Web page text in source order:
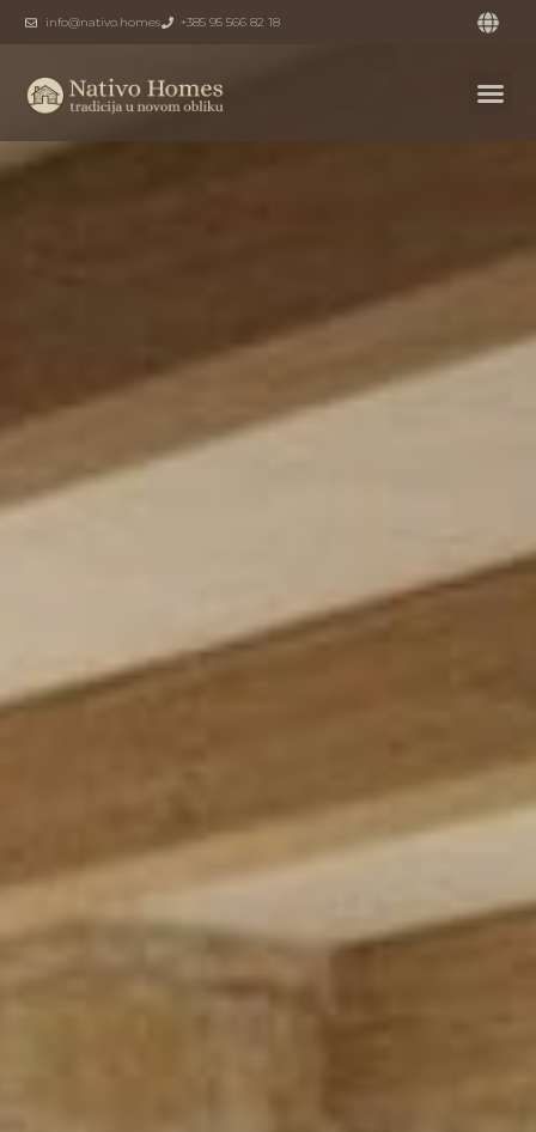
info@nativo.homes +385 95 566 82 18